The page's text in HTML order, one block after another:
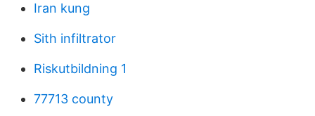
Iran kung
Sith infiltrator
Riskutbildning 1
77713 county